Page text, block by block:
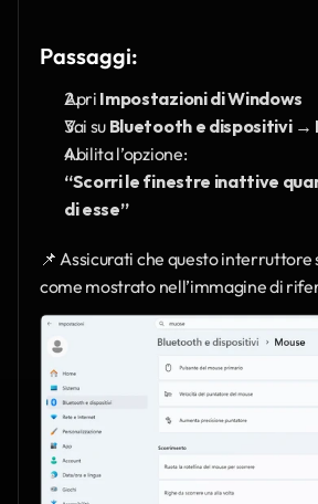
Passaggi:
Apri Impostazioni di Windows
Vai su Bluetooth e dispositivi →
Abilita l’opzione:
“Scorri le finestre inattive
di esse”
📌 Assicurati che questo interruttore
come mostrato nell’immagine di